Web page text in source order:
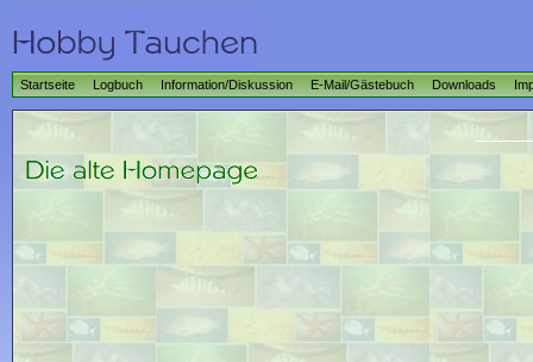
Startseite Logbuch Information/Diskussion E-Mail/Gästebuch Downloads